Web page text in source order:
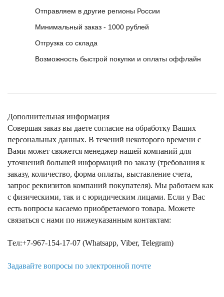
Отправляем в другие регионы России
Минимальный заказ - 1000 рублей
Отгрузка со склада
Возможность быстрой покупки и оплаты оффлайн
Дополнительная информация
Совершая заказ вы даете согласие на обработку Ваших
персональных данных. В течений некоторого времени с
Вами может свяжется менеджер нашей компаний для
уточнений большей информаций по заказу (требования к
заказу, количество, форма оплаты, выставление счета,
запрос реквизитов компаний покупателя). Мы работаем как
с физическими, так и с юридическим лицами. Если у Вас
есть вопросы касаемо приобретаемого товара. Можете
связаться с нами по нижеуказанным контактам:
Tел:+7-967-154-17-07 (Whatsapp, Viber, Telegram)
Задавайте вопросы по электронной почте